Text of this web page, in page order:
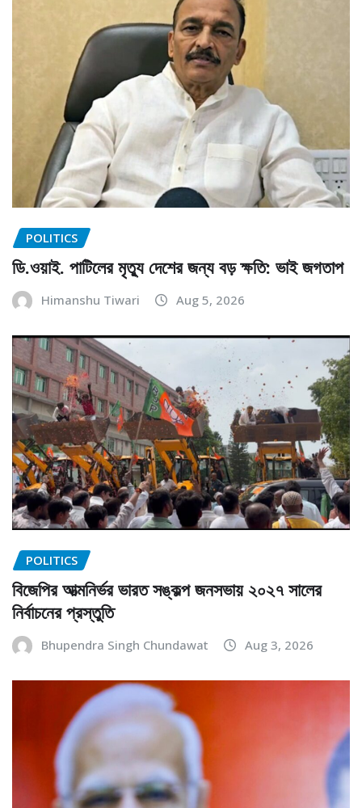
POLITICS
ডি.ওয়াই. পাটিলের মৃত্যু দেশের জন্য বড় ক্ষতি: ভাই জগতাপ
Himanshu Tiwari Aug 5, 2026
POLITICS
বিজেপির আত্মনির্ভর ভারত সঙ্কল্প জনসভায় ২০২৭ সালের
নির্বাচনের প্রস্তুতি
Bhupendra Singh Chundawat Aug 3, 2026